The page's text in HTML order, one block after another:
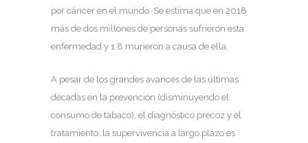
por cáncer en el mundo. Se estima que en 2018
más de dos millones de personas sufrieron esta
enfermedad y 1.8 murieron a causa de ella.
A pesar de los grandes avances de las últimas
décadas en la prevención (disminuyendo el
consumo de tabaco), el diagnóstico precoz y el
tratamiento, la supervivencia a largo plazo es